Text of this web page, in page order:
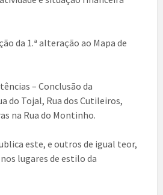
da 1.ª alteração ao Mapa de
– Conclusão da
do Tojal, Rua dos Cutileiros,
na Rua do Montinho.
este, e outros de igual teor,
lugares de estilo da